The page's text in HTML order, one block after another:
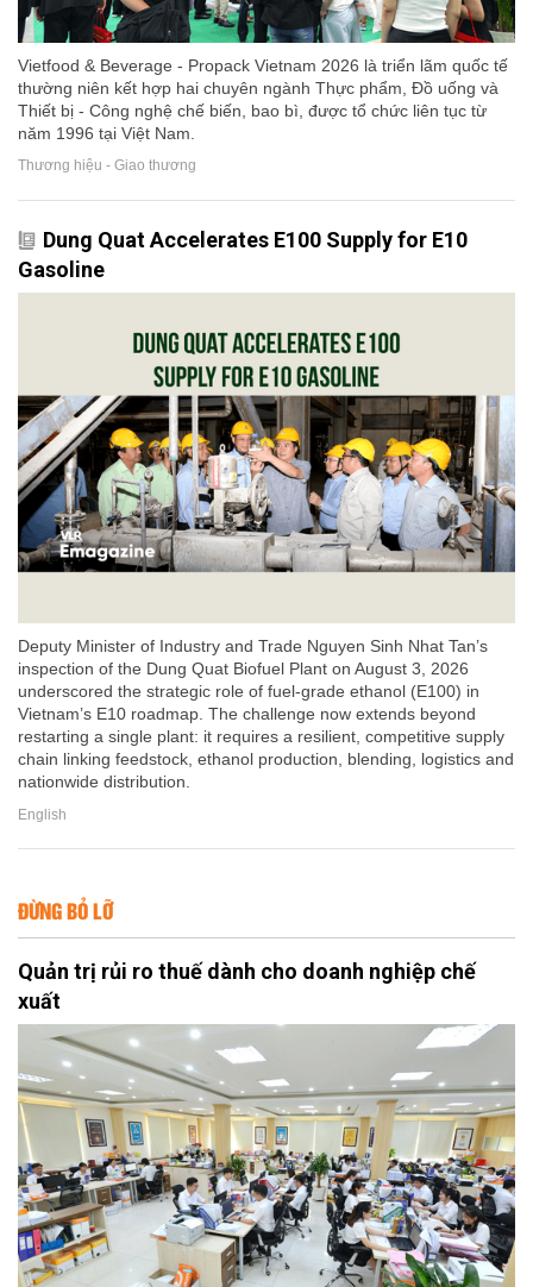
Vietfood & Beverage - Propack Vietnam 2026 là triển lãm quốc tế
thường niên kết hợp hai chuyên ngành Thực phẩm, Đồ uống và
Thiết bị - Công nghệ chế biến, bao bì, được tổ chức liên tục từ
năm 1996 tại Việt Nam.
Thương hiệu - Giao thương
Dung Quat Accelerates E100 Supply for E10
Gasoline
Deputy Minister of Industry and Trade Nguyen Sinh Nhat Tan’s
inspection of the Dung Quat Biofuel Plant on August 3, 2026
underscored the strategic role of fuel-grade ethanol (E100) in
Vietnam’s E10 roadmap. The challenge now extends beyond
restarting a single plant: it requires a resilient, competitive supply
chain linking feedstock, ethanol production, blending, logistics and
nationwide distribution.
English
ĐỪNG BỎ LỠ
Quản trị rủi ro thuế dành cho doanh nghiệp chế
xuất